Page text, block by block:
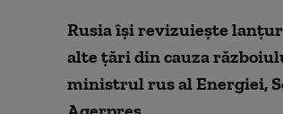
Rusia îşi revizuieşte
alte ţări din cauza
ministrul rus al Energiei,